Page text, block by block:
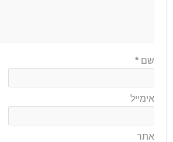
שם*
אימייל
אתר